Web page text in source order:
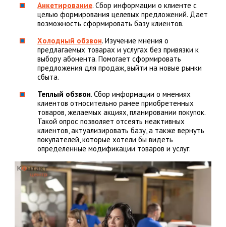
Анкетирование. Сбор информации о клиенте с
целью формирования целевых предложений. Дает
возможность сформировать базу клиентов.
Холодный обзвон. Изучение мнения о
предлагаемых товарах и услугах без привязки к
выбору абонента. Помогает сформировать
предложения для продаж, выйти на новые рынки
сбыта.
Теплый обзвон. Сбор информации о мнениях
клиентов относительно ранее приобретенных
товаров, желаемых акциях, планировании покупок.
Такой опрос позволяет отсеять неактивных
клиентов, актуализировать базу, а также вернуть
покупателей, которые хотели бы видеть
определенные модификации товаров и услуг.